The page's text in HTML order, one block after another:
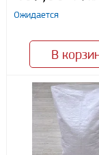
Я даю свое
Ожидается
В